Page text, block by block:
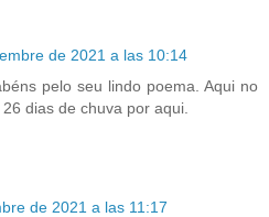
de 2021 a las 10:14
pelo seu lindo poema. Aqui no
dias de chuva por aqui.
de 2021 a las 11:17